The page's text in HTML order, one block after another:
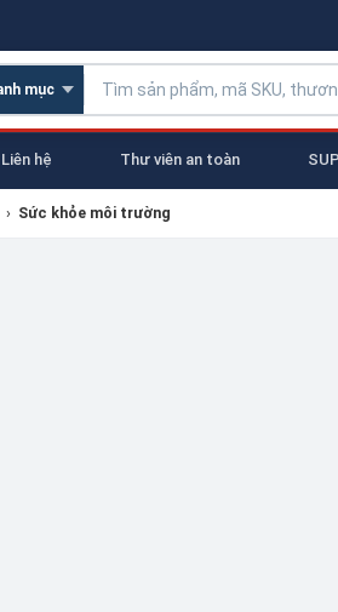
Liên hệ Thư viên an toàn
› Sức khỏe môi trường